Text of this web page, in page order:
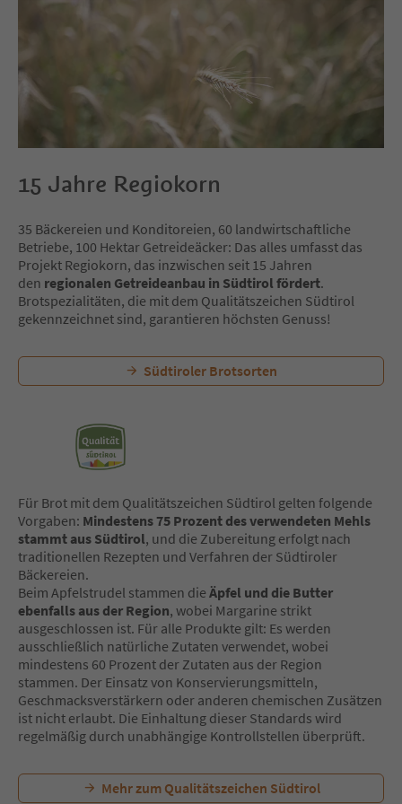
15 Jahre Regiokorn
35 Bäckereien und Konditoreien, 60 landwirtschaftliche
Betriebe, 100 Hektar Getreideäcker: Das alles umfasst das
Projekt Regiokorn, das inzwischen seit 15 Jahren
den regionalen Getreideanbau in Südtirol fördert.
Brotspezialitäten, die mit dem Qualitätszeichen Südtirol
gekennzeichnet sind, garantieren höchsten Genuss!
Südtiroler Brotsorten
Für Brot mit dem Qualitätszeichen Südtirol gelten folgende
Vorgaben: Mindestens 75 Prozent des verwendeten Mehls
stammt aus Südtirol, und die Zubereitung erfolgt nach
traditionellen Rezepten und Verfahren der Südtiroler
Bäckereien.
Beim Apfelstrudel stammen die Äpfel und die Butter
ebenfalls aus der Region, wobei Margarine strikt
ausgeschlossen ist. Für alle Produkte gilt: Es werden
ausschließlich natürliche Zutaten verwendet, wobei
mindestens 60 Prozent der Zutaten aus der Region
stammen. Der Einsatz von Konservierungsmitteln,
Geschmacksverstärkern oder anderen chemischen Zusätzen
ist nicht erlaubt. Die Einhaltung dieser Standards wird
regelmäßig durch unabhängige Kontrollstellen überprüft.
Mehr zum Qualitätszeichen Südtirol